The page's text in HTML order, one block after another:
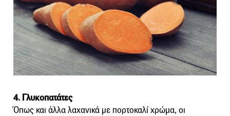
4. Γλυκοπατάτες
Όπως και άλλα λαχανικά με πορτοκαλί χρώμα, οι